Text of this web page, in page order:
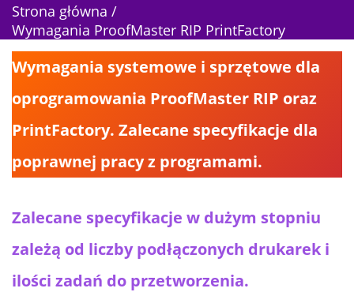
g
a
t
i
n
e
n
t
Strona główna /
Wymagania ProofMaster RIP PrintFactory
Wymagania systemowe i sprzętowe dla
oprogramowania ProofMaster RIP oraz
PrintFactory. Zalecane specyfikacje dla
poprawnej pracy z programami.
Zalecane specyfikacje w dużym stopniu
zależą od liczby podłączonych drukarek i
ilości zadań do przetworzenia.